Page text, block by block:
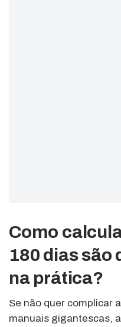
Como
180 dias são
na prática?
Se não quer complicar a
manuais gigantescas,